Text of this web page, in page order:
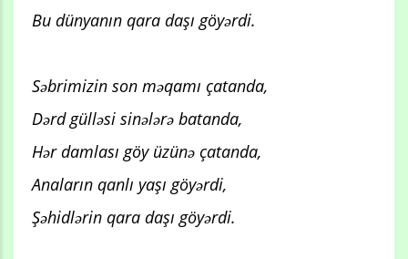
Bu dünyanın qara daşı göyərdi.
Səbrimizin son məqamı çatanda,
Dərd gülləsi sinələrə batanda,
Hər damlası göy üzünə çatanda,
Anaların qanlı yaşı göyərdi,
Şəhidlərin qara daşı göyərdi.